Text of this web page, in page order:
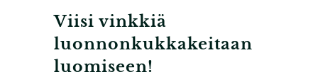
Viisi vinkkiä
luonnonkukkakeitaan
luomiseen!